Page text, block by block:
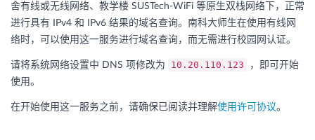
舍有线或无线网络、教学楼 SUSTech-WiFi 等原生双栈网络下，正常
进行具有 IPv4 和 IPv6 结果的域名查询。南科大师生在使用有线网
络时，可以使用这一服务进行域名查询，而无需进行校园网认证。
请将系统网络设置中 DNS 项修改为 10.20.110.123
，即可开始
使用。
在开始使用这一服务之前，请确保已阅读并理解使用许可协议。